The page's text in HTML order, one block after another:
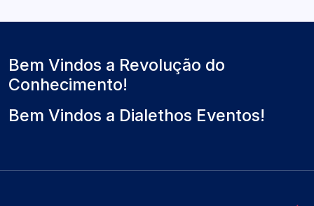
Bem Vindos a Revolução do
Conhecimento!
Bem Vindos a Dialethos Eventos!